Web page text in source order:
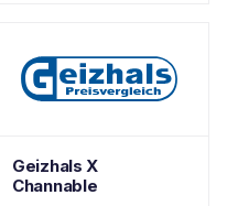
Geizhals X
Channable